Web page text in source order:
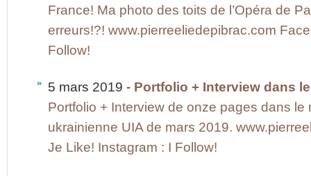
France! Ma photo des toits de l’Opéra de
erreurs!?! www.pierreeliedepibrac.com
Follow!
5 mars 2019 - Portfolio + Interview dans
Portfolio + Interview de onze pages dans
ukrainienne UIA de mars 2019.
Je Like! Instagram : I Follow!